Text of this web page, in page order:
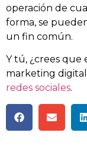
operación de
forma, se
un fin común.
Y tú, ¿crees que
marketing
redes sociales.